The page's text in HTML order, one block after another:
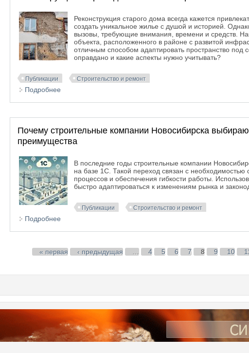
Реконструкция старого дома всегда кажется
создать уникальное жилье с душой и историей.
вызовы, требующие внимания, времени и средств.
объекта, расположенного в районе с развитой
отличным способом адаптировать пространство
оправдано и какие аспекты нужно учитывать?
Публикации Строительство и ремонт
Подробнее
Почему строительные компании Новосибирска
преимущества
В последние годы строительные компании
на базе 1С. Такой переход связан с необходимостью
процессов и обеспечения гибкости работы.
быстро адаптироваться к изменениям рынка и
Публикации Строительство и ремонт
Подробнее
Страницы« первая ‹ предыдущая 4 5 6 7 8 9 10